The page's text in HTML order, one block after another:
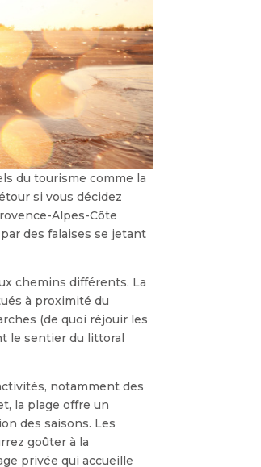
du tourisme comme la
si vous décidez
Alpes-Côte
des falaises se jetant
chemins différents. La
à proximité du
(de quoi réjouir les
le sentier du littoral
notamment des
la plage offre un
des saisons. Les
goûter à la
privée qui accueille